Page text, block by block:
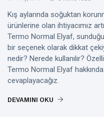
Kış aylarında soğuktan
ürünlerine olan ihtiyacımız
Termo Normal Elyaf, sunduğu
bir seçenek olarak dikkat
nedir? Nerede kullanılır?
Termo Normal Elyaf
cevaplayacağız.
DEVAMINI OKU